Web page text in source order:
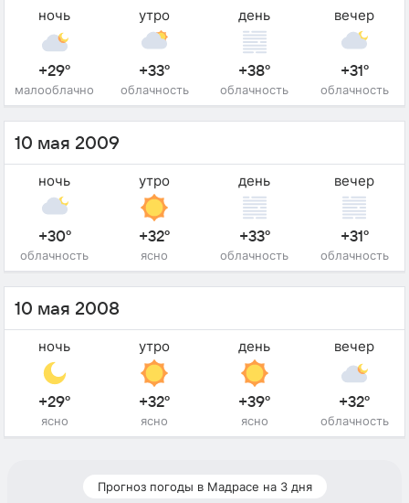
ночь
+29°
малооблачно
утро
+33°
облачность
день
+38°
облачность
вечер
+31°
облачность
10 мая 2009
ночь
+30°
облачность
утро
+32°
ясно
день
+33°
облачность
вечер
+31°
облачность
10 мая 2008
ночь
+29°
ясно
утро
+32°
ясно
день
+39°
ясно
вечер
+32°
облачность
Прогноз погоды в Мадрасе на 3 дня